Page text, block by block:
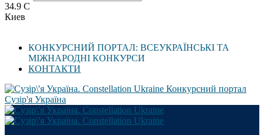
34.9 C
Киев
КОНКУРСНИЙ ПОРТАЛ: ВСЕУКРАЇНСЬКІ ТА
МІЖНАРОДНІ КОНКУРСИ
КОНТАКТИ
Конкурсний портал
Сузір'я Україна